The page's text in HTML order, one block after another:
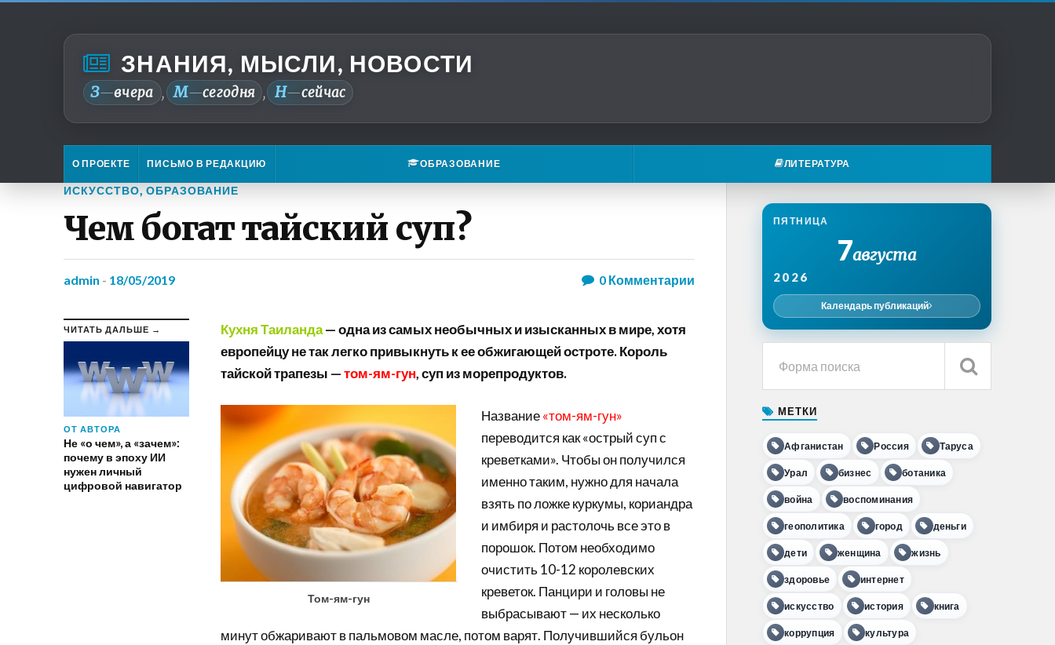
ЗНАНИЯ, МЫСЛИ, НОВОСТИ
З—вчера , М—сегодня , Н—сейчас
О ПРОЕКТЕ ПИСЬМО В РЕДАКЦИЮ ОБРАЗОВАНИЕ ЛИТЕРАТУРА
ИСКУССТВО, ОБРАЗОВАНИЕ
Чем богат тайский суп?
admin - 18/05/2019 0Комментарии
ЧИТАТЬ ДАЛЬШЕ →
ОТ АВТОРА
Не «о чем», а «зачем»:
почему в эпоху ИИ
нужен личный
цифровой навигатор
Кухня Таиланда— одна из самых необычных и изысканных в мире, хотя
европейцу не так легко привыкнуть к ее обжигающей остроте. Король
тайской трапезы —том-ям-гун, суп из морепродуктов.
Том-ям-гун
Название«том-ям-гун»
переводится как «острый суп с
креветками». Чтобы он получился
именно таким, нужно для начала
взять по ложке куркумы, кориандра
и имбиря и растолочь все это в
порошок. Потом необходимо
очистить 10-12 королевских
креветок. Панцири и головы не
выбрасывают — их несколько
минут обжаривают в пальмовом масле, потом варят. Получившийся бульон
ПЯТНИЦА
7августа
2026
Календарь публикаций
МЕТКИ
Афганистан Россия Таруса
Урал бизнес ботаника
война воспоминания
геополитика город деньги
дети женщина жизнь
здоровье интернет
искусство история книга
коррупция культура